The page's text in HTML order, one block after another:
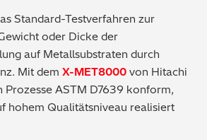
Standard-Testverfahren zur
oder Dicke der
auf Metallsubstraten durch
Mit dem X-MET8000 von Hitachi
Prozesse ASTM D7639 konform,
hohem Qualitätsniveau realisiert